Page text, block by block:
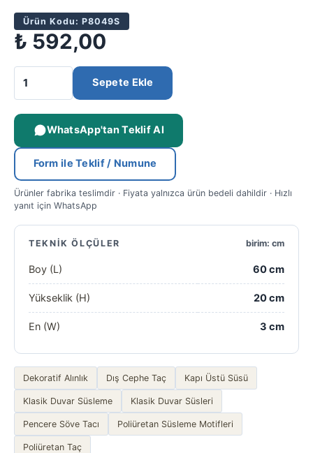
Ürün Kodu: P8049S
₺ 592,00
Sepete Ekle
WhatsApp'tan Teklif Al
Form ile Teklif / Numune
Ürünler fabrika teslimdir · Fiyata yalnızca ürün bedeli dahildir · Hızlı
yanıt için WhatsApp
TEKNIK ÖLÇÜLER birim: cm
Boy (L) 60 cm
Yükseklik (H) 20 cm
En (W) 3 cm
Dekoratif Alınlık Dış Cephe Taç Kapı Üstü Süsü
Klasik Duvar Süsleme Klasik Duvar Süsleri
Pencere Söve Tacı Poliüretan Süsleme Motifleri
Poliüretan Taç